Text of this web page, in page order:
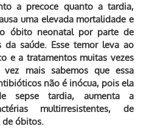
a precoce quanto a tardia,
uma elevada mortalidade e
óbito neonatal por parte de
saúde. Esse temor leva ao
e a tratamentos muitas vezes
vez mais sabemos que essa
não é inócua, pois ela
sepse tardia, aumenta a
multirresistentes, de
de óbitos.